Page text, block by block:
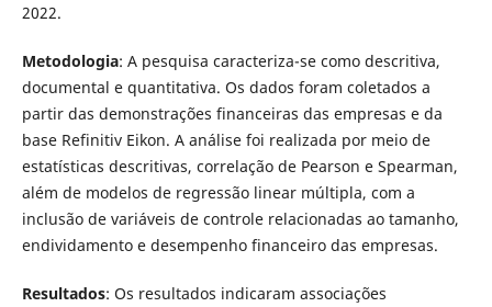
2022.
Metodologia: A pesquisa caracteriza-se como descritiva,
documental e quantitativa. Os dados foram coletados a
partir das demonstrações financeiras das empresas e da
base Refinitiv Eikon. A análise foi realizada por meio de
estatísticas descritivas, correlação de Pearson e Spearman,
além de modelos de regressão linear múltipla, com a
inclusão de variáveis de controle relacionadas ao tamanho,
endividamento e desempenho financeiro das empresas.
Resultados: Os resultados indicaram associações